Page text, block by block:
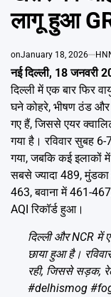
लागू हुआ
onJanuary 18, 2026
नई दिल्ली, 18 जनवरी
दिल्ली में एक बार फिर
घने कोहरे, भीषण ठंड
गए हैं, जिससे एयर
गया है। रविवार सुबह
गया, जबकि कई इलाकों
सबसे ज्यादा 489, मुंडका
463, बवाना में 461-
AQI रिकॉर्ड हुआ।
दिल्ली और NCR में
छाया हुआ है।
रही, जिससे सड़क,
#delhismog